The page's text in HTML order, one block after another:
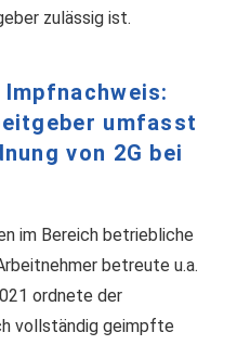
zulässig ist.
umfasst
von 2G bei
im Bereich betriebliche
betreute u.a.
ordnete der
vollständig geimpfte